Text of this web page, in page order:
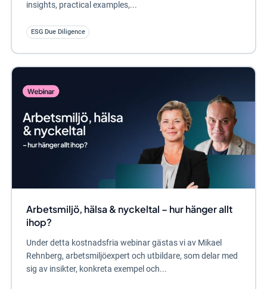
insights, practical examples,...
ESG Due Diligence
Arbetsmiljö, hälsa & nyckeltal – hur hänger allt
ihop?
Under detta kostnadsfria webinar gästas vi av Mikael
Rehnberg, arbetsmiljöexpert och utbildare, som delar med
sig av insikter, konkreta exempel och...